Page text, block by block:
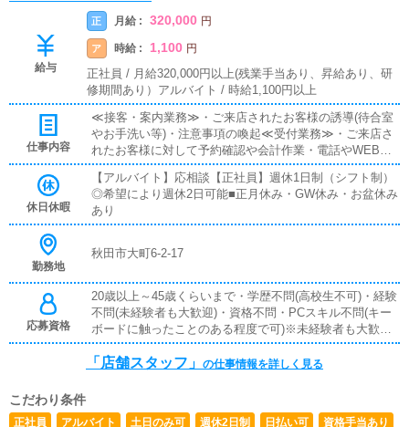
給与
正 月給 : 320,000 円
ア 時給 : 1,100 円
正社員 / 月給320,000円以上(残業手当あり、昇給あり、研
修期間あり）アルバイト / 時給1,100円以上
仕事内容
≪接客・案内業務≫・ご来店されたお客様の誘導(待合室
やお手洗い等)・注意事項の喚起≪受付業務≫・ご来店さ
れたお客様に対して予約確認や会計作業・電話やWEB予
約における対応≪店内清掃≫・全スタッフでの各設備清
掃、消毒作業≪備品管理≫・在庫、補充状況の確認≪PC
作業≫・ポータルサイト掲載の情報更新作業・ボタンを
押すだけなどの簡単業務業務に関しては簡単なマニュアル
られる内容ばかりですので、未経験者の方も安心してご応
責任者を始め役職者がしっかりご説明いたします。※店舗
運営に関わる業務となります(ホール、受付を含む)
休日休暇
【アルバイト】応相談【正社員】週休1日制（シフト制）
◎希望により週休2日可能■正月休み・GW休み・お盆休み
あり
勤務地
秋田市大町6-2-17
応募資格
20歳以上～45歳くらいまで・学歴不問(高校生不可)・経験
不問(未経験者も大歓迎)・資格不問・PCスキル不問(キー
ボードに触ったことのある程度で可)※未経験者も大歓
迎！身分証明書が必ず必要です。・運転免許証・本籍地記
載の住民票＋保険証・本籍地記載の住民票＋住民基本台帳
「店舗スタッフ」 の仕事情報を詳しく見る
こだわり条件
正社員 アルバイト 土日のみ可 週休2日制 日払い可 資格手当あり